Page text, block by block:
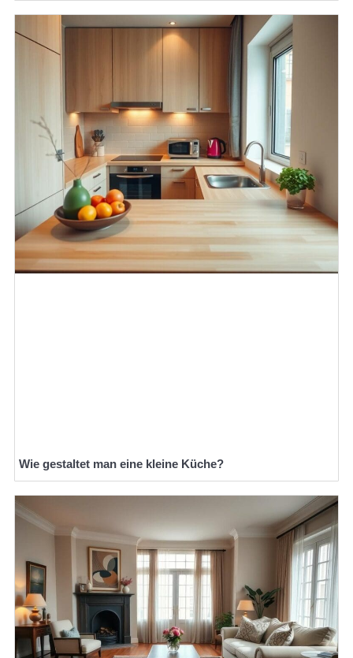
Wie gestaltet man eine kleine Küche?